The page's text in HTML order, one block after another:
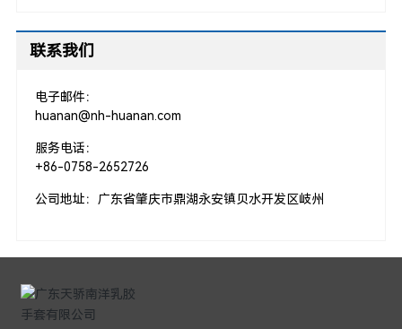
联系我们
电子邮件：
huanan@nh-huanan.com
服务电话：
+86-0758-2652726
公司地址：广东省肇庆市鼎湖永安镇贝水开发区岐州